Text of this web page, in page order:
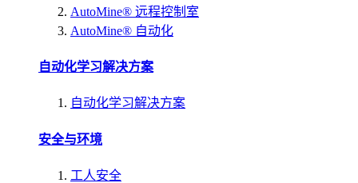
AutoMine® 远程控制室
AutoMine® 自动化
自动化学习解决方案
自动化学习解决方案
安全与环境
工人安全